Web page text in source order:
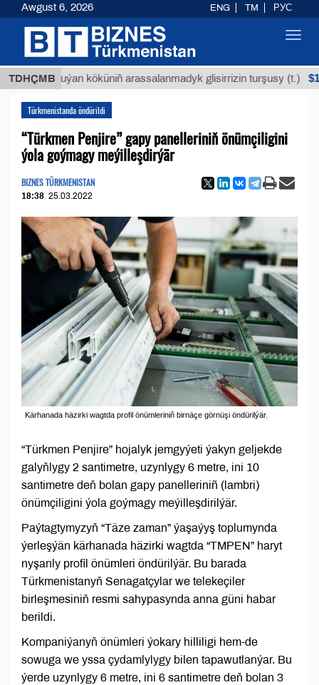
TDHÇMB
Buýan köküniň arassalanmadyk glisirrizin turşusy (t.)
Türkmenistanda öndürildi
“Türkmen Penjire” gapy panelleriniň önümçiligini
ýola goýmagy meýilleşdirýär
BIZNES TÜRKMENISTAN
18:38 25.03.2022
Kärhanada häzirki wagtda profil önümleriniň birnäçe görnüşi öndürilýär.
“Türkmen Penjire” hojalyk jemgyýeti ýakyn geljekde
galyňlygy 2 santimetre, uzynlygy 6 metre, ini 10
santimetre deň bolan gapy panelleriniñ (lambri)
önümçiligini ýola goýmagy meýilleşdirilýär.
Paýtagtymyzyň “Täze zaman” ýaşaýyş toplumynda
ýerleşýän kärhanada häzirki wagtda “TMPEN” haryt
nyşanly profil önümleri öndürilýär. Bu barada
Türkmenistanyň Senagatçylar we telekeçiler
birleşmesiniň resmi sahypasynda anna güni habar
berildi.
Kompaniýanyň önümleri ýokary hilliligi hem-de
sowuga we yssa çydamlylygy bilen tapawutlanýar. Bu
ýerde uzynlygy 6 metre, ini 6 santimetre deň bolan 3
Awgust 6, 2026 ENG TM РУС